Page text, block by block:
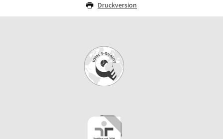
Druckversion